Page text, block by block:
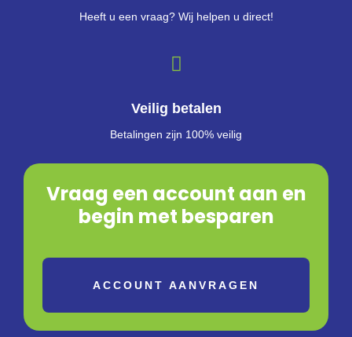
Heeft u een vraag? Wij helpen u direct!
Veilig betalen
Betalingen zijn 100% veilig
Vraag een account aan en
begin met besparen
ACCOUNT AANVRAGEN